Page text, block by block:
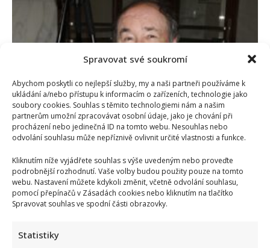
Spravovat své soukromí
Abychom poskytli co nejlepší služby, my a naši partneři používáme k
ukládání a/nebo přístupu k informacím o zařízeních, technologie jako
soubory cookies. Souhlas s těmito technologiemi nám a našim
partnerům umožní zpracovávat osobní údaje, jako je chování při
procházení nebo jedinečná ID na tomto webu. Nesouhlas nebo
odvolání souhlasu může nepříznivě ovlivnit určité vlastnosti a funkce.
Kliknutím níže vyjádřete souhlas s výše uvedeným nebo proveďte
podrobnější rozhodnutí. Vaše volby budou použity pouze na tomto
webu. Nastavení můžete kdykoli změnit, včetně odvolání souhlasu,
pomocí přepínačů v Zásadách cookies nebo kliknutím na tlačítko
Spravovat souhlas ve spodní části obrazovky.
Statistiky
Celebrity
vlastní smrt, jeho sestra takové štěstí neměla
6. 8. 2026